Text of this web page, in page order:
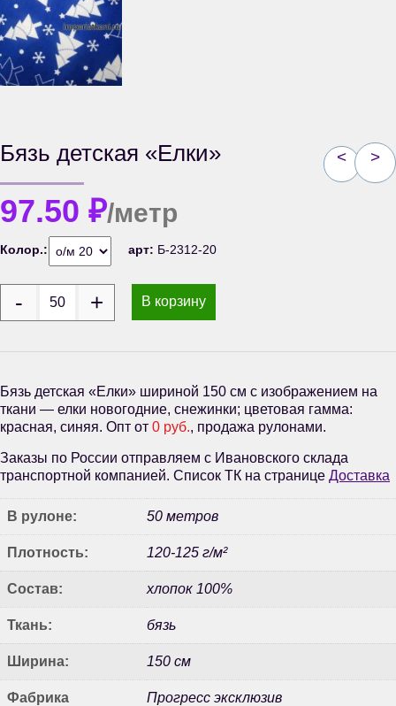
< >
Бязь детская «Елки»
97.50 ₽/метр
Колор.: арт: Б-2312-20
В корзину
Бязь детская «Елки» шириной 150 см с изображением на
ткани — елки новогодние, снежинки; цветовая гамма:
красная, синяя. Опт от 0 руб., продажа рулонами.
Заказы по России отправляем с Ивановского склада
транспортной компанией. Список ТК на странице Доставка
В рулоне: 50 метров
Плотность: 120-125 г/м²
Состав: хлопок 100%
Ткань: бязь
Ширина: 150 см
Фабрика Прогресс эксклюзив